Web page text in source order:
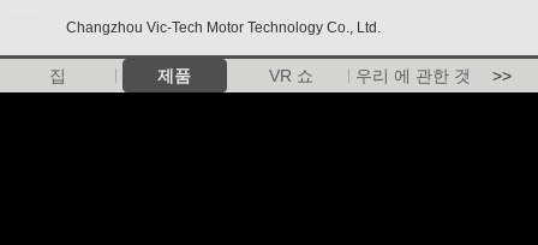
Changzhou Vic-Tech Motor Technology Co., Ltd.
집 제품 VR 쇼 우리 에 관한 것 >>